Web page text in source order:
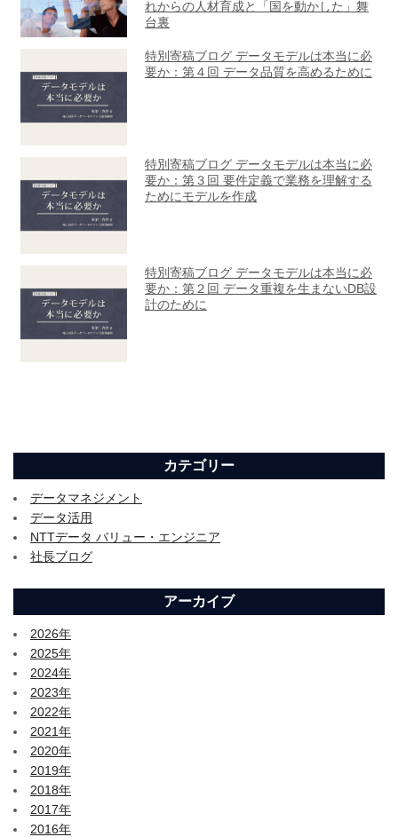
カテゴリー
データマネジメント
データ活用
NTTデータ バリュー・エンジニア
社長ブログ
アーカイブ
2026年
2025年
2024年
2023年
2022年
2021年
2020年
2019年
2018年
2017年
2016年